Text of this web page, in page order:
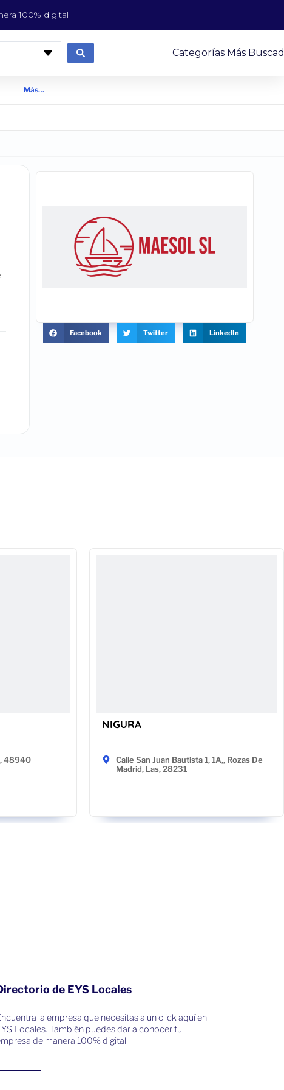
100% digital
Categorías Más
Más…
Facebook Twitter LinkedIn
48940
NIGURA
Calle San Juan Bautista 1, 1A,, Rozas De
Madrid, Las, 28231
de EYS Locales
la empresa que necesitas a un click aquí en
Locales. También puedes dar a conocer tu
de manera 100% digital